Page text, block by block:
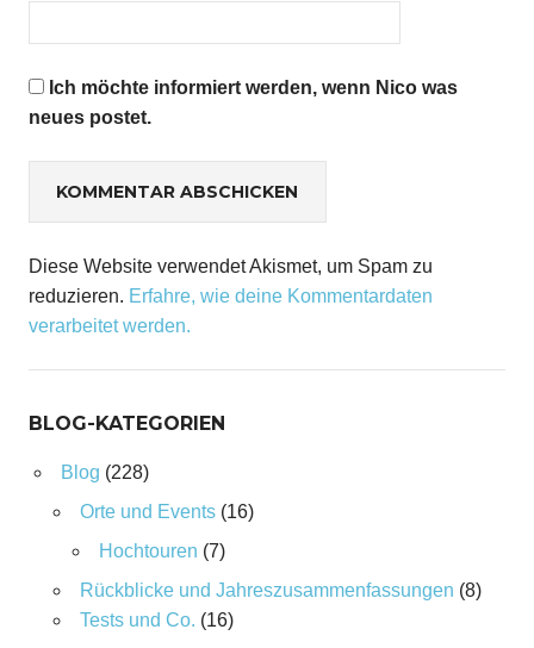
Ich möchte informiert werden, wenn Nico was
neues postet.
Diese Website verwendet Akismet, um Spam zu
reduzieren. Erfahre, wie deine Kommentardaten
verarbeitet werden.
BLOG-KATEGORIEN
Blog (228)
Orte und Events(16)
Hochtouren (7)
Rückblicke und Jahreszusammenfassungen (8)
Tests und Co. (16)